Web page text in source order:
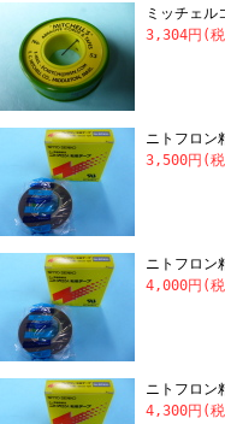
ミッチェ
3,304円(
ニトフロ
3,500円(
ニトフロ
4,000円(
ニトフロ
4,300円(